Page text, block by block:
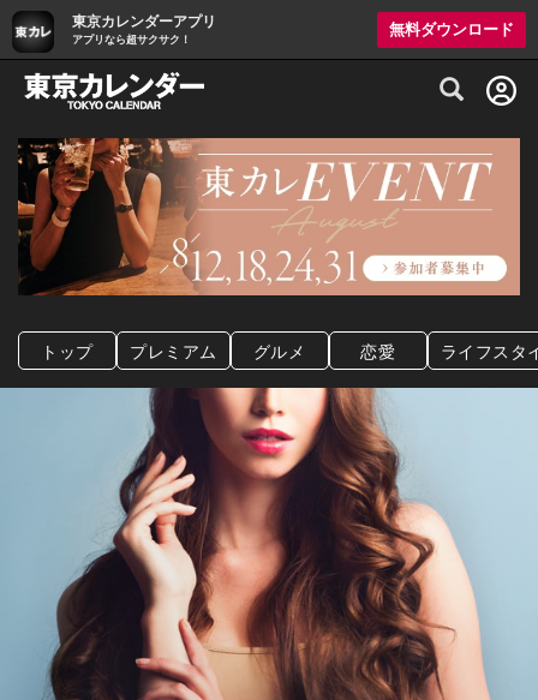
東京カレンダーアプリ
アプリなら超サクサク！
無料ダウンロード
グルメ情報・プレミアムレストラン予約
トップ プレミアム グルメ 恋愛 ライフスタ